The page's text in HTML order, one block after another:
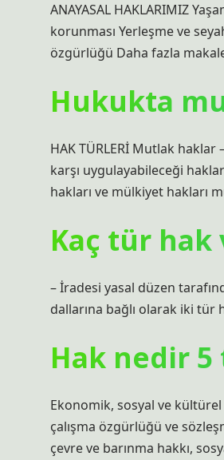
ANAYASAL HAKLARIMIZ
korunması Yerleşme ve
özgürlüğü Daha fazla
Hukukta
HAK TÜRLERİ Mutlak
karşı uygulayabileceği
hakları ve mülkiyet hakları
Kaç tür hak
– İradesi yasal düzen
dallarına bağlı olarak iki tür
Hak nedir
Ekonomik, sosyal ve kültürel
çalışma özgürlüğü ve
çevre ve barınma hakkı,